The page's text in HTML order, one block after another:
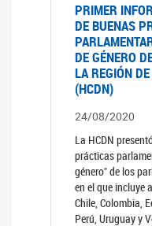
PRIMER
DE BUENAS
DE GÉNERO
LA REGIÓN
(HCDN)
24/08/2020
La HCDN
prácticas
género" de los
en el que incluye
Chile, Colombia,
Perú, Uruguay y